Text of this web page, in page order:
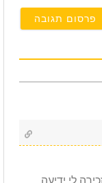
לי ידיעה